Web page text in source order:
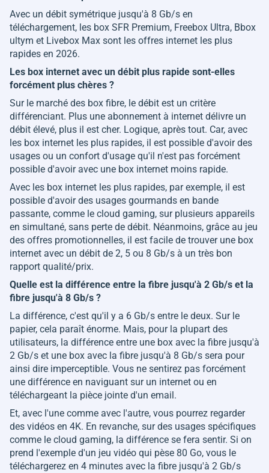
Avec un débit symétrique jusqu'à 8 Gb/s en
téléchargement, les box SFR Premium, Freebox Ultra, Bbox
ultym et Livebox Max sont les offres internet les plus
rapides en 2026.
Les box internet avec un débit plus rapide sont-elles
forcément plus chères ?
Sur le marché des box fibre, le débit est un critère
différenciant. Plus une abonnement à internet délivre un
débit élevé, plus il est cher. Logique, après tout. Car, avec
les box internet les plus rapides, il est possible d'avoir des
usages ou un confort d'usage qu'il n'est pas forcément
possible d'avoir avec une box internet moins rapide.
Avec les box internet les plus rapides, par exemple, il est
possible d'avoir des usages gourmands en bande
passante, comme le cloud gaming, sur plusieurs appareils
en simultané, sans perte de débit. Néanmoins, grâce au jeu
des offres promotionnelles, il est facile de trouver une box
internet avec un débit de 2, 5 ou 8 Gb/s à un très bon
rapport qualité/prix.
Quelle est la différence entre la fibre jusqu'à 2 Gb/s et la
fibre jusqu'à 8 Gb/s ?
La différence, c'est qu'il y a 6 Gb/s entre le deux. Sur le
papier, cela paraît énorme. Mais, pour la plupart des
utilisateurs, la différence entre une box avec la fibre jusqu'à
2 Gb/s et une box avec la fibre jusqu'à 8 Gb/s sera pour
ainsi dire imperceptible. Vous ne sentirez pas forcément
une différence en naviguant sur un internet ou en
téléchargeant la pièce jointe d'un email.
Et, avec l'une comme avec l'autre, vous pourrez regarder
des vidéos en 4K. En revanche, sur des usages spécifiques
comme le cloud gaming, la différence se fera sentir. Si on
prend l'exemple d'un jeu vidéo qui pèse 80 Go, vous le
téléchargerez en 4 minutes avec la fibre jusqu'à 2 Gb/s